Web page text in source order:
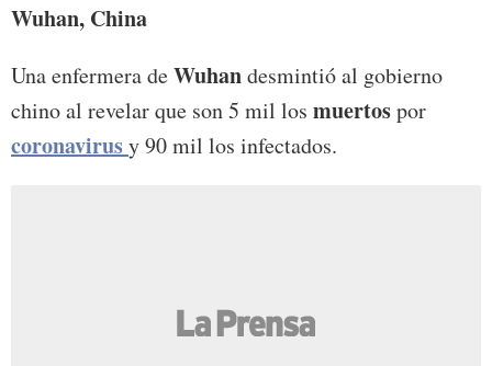
Wuhan, China
Una enfermera deWuhandesmintió al gobierno
chino al revelar que son 5 mil los muertospor
coronavirusy 90 mil los infectados.